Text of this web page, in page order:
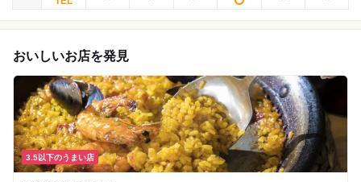
おいしいお店を発見
3.5以下のうまい店